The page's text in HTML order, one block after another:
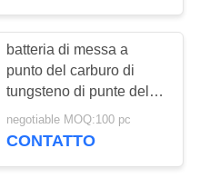
41
batteria di messa a
punto del carburo di
tungsteno di punte dello
scarificatore 6 di 200mm
negotiable MOQ:100 pc
CONTATTO